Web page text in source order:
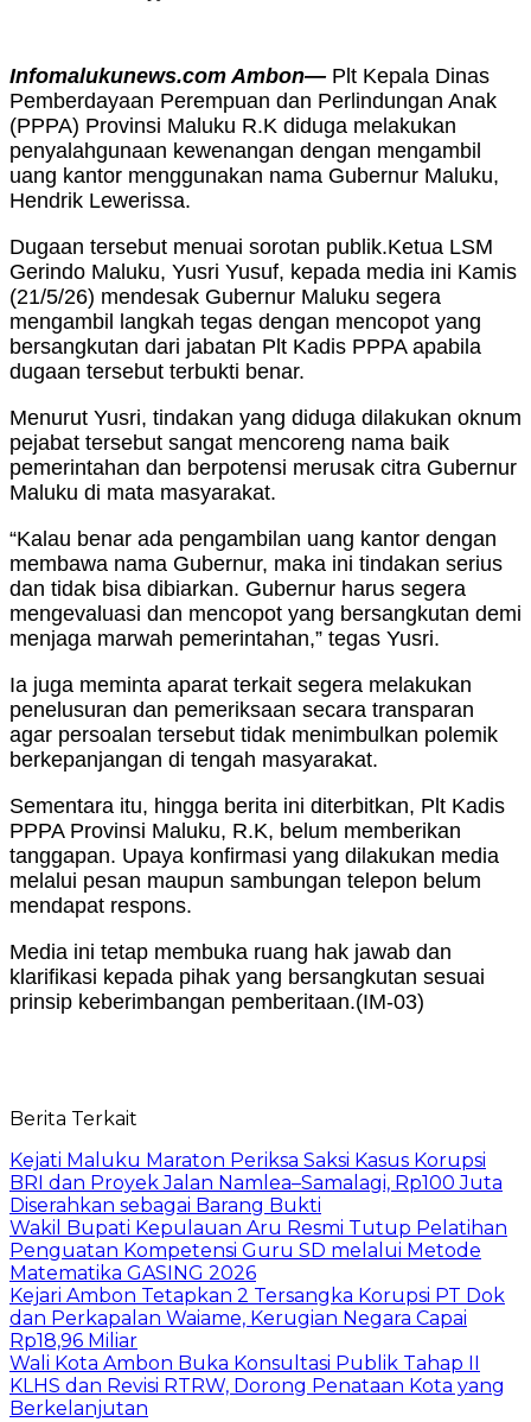
Infomalukunews.com Ambon— Plt Kepala Dinas
Pemberdayaan Perempuan dan Perlindungan Anak
(PPPA) Provinsi Maluku R.K diduga melakukan
penyalahgunaan kewenangan dengan mengambil
uang kantor menggunakan nama Gubernur Maluku,
Hendrik Lewerissa.
Dugaan tersebut menuai sorotan publik.Ketua LSM
Gerindo Maluku, Yusri Yusuf, kepada media ini Kamis
(21/5/26) mendesak Gubernur Maluku segera
mengambil langkah tegas dengan mencopot yang
bersangkutan dari jabatan Plt Kadis PPPA apabila
dugaan tersebut terbukti benar.
Menurut Yusri, tindakan yang diduga dilakukan oknum
pejabat tersebut sangat mencoreng nama baik
pemerintahan dan berpotensi merusak citra Gubernur
Maluku di mata masyarakat.
“Kalau benar ada pengambilan uang kantor dengan
membawa nama Gubernur, maka ini tindakan serius
dan tidak bisa dibiarkan. Gubernur harus segera
mengevaluasi dan mencopot yang bersangkutan demi
menjaga marwah pemerintahan,” tegas Yusri.
Ia juga meminta aparat terkait segera melakukan
penelusuran dan pemeriksaan secara transparan
agar persoalan tersebut tidak menimbulkan polemik
berkepanjangan di tengah masyarakat.
Sementara itu, hingga berita ini diterbitkan, Plt Kadis
PPPA Provinsi Maluku, R.K, belum memberikan
tanggapan. Upaya konfirmasi yang dilakukan media
melalui pesan maupun sambungan telepon belum
mendapat respons.
Media ini tetap membuka ruang hak jawab dan
klarifikasi kepada pihak yang bersangkutan sesuai
prinsip keberimbangan pemberitaan.(IM-03)
Berita Terkait
Kejati Maluku Maraton Periksa Saksi Kasus Korupsi
BRI dan Proyek Jalan Namlea–Samalagi, Rp100 Juta
Diserahkan sebagai Barang Bukti
Wakil Bupati Kepulauan Aru Resmi Tutup Pelatihan
Penguatan Kompetensi Guru SD melalui Metode
Matematika GASING 2026
Kejari Ambon Tetapkan 2 Tersangka Korupsi PT Dok
dan Perkapalan Waiame, Kerugian Negara Capai
Rp18,96 Miliar
Wali Kota Ambon Buka Konsultasi Publik Tahap II
KLHS dan Revisi RTRW, Dorong Penataan Kota yang
Berkelanjutan